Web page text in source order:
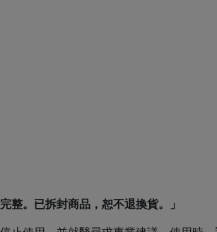
整。已拆封商品，恕不退換貨。」